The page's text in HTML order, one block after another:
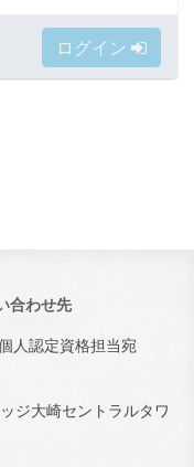
ログイン
合わせ先
認定資格担当宛
ジ大崎セントラルタワ